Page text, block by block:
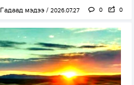
Гадаад мэдээ 2026.07.27 0 0